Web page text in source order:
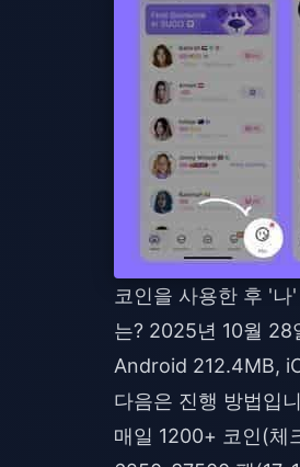
코인을 사용한 후 '
는? 2025년 10월 28
Android 212.4MB,
다음은 진행 방법입
매일 1200+ 코인(체